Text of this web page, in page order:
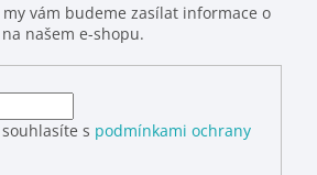
vám budeme zasílat informace o
našem e-shopu.
s podmínkami ochrany